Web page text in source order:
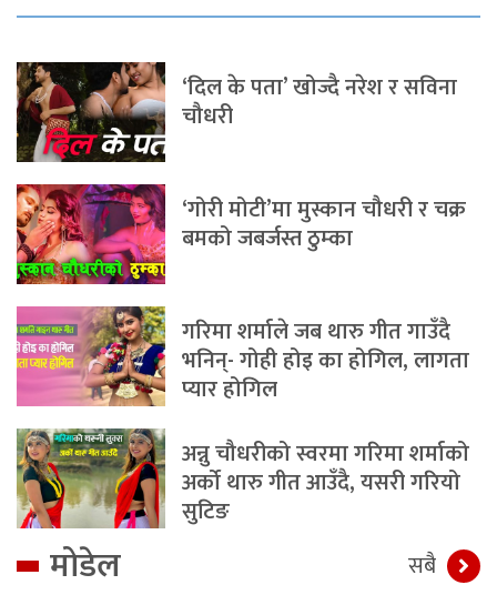
‘दिल के पता’ खोज्दै नरेश र सविना
चौधरी
‘गोरी मोटी’मा मुस्कान चौधरी र चक्र
बमको जबर्जस्त ठुम्का
गरिमा शर्माले जब थारु गीत गाउँदै
भनिन्- गोही होइ का होगिल, लागता
प्यार होगिल
अन्नु चौधरीको स्वरमा गरिमा शर्माको
अर्को थारु गीत आउँदै, यसरी गरियो
सुटिङ
मोडेल सबै